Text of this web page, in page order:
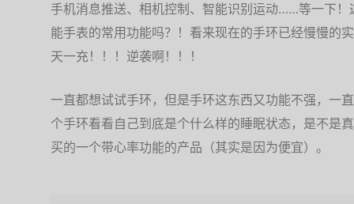
手机消息推送、相机控制、智能识别运动……等一下
能手表的常用功能吗？！看来现在的手环已经慢慢的
天一充！！！逆袭啊！！！
一直都想试试手环，但是手环这东西又功能不强，一
个手环看看自己到底是个什么样的睡眠状态，是不是
买的一个带心率功能的产品（其实是因为便宜）。